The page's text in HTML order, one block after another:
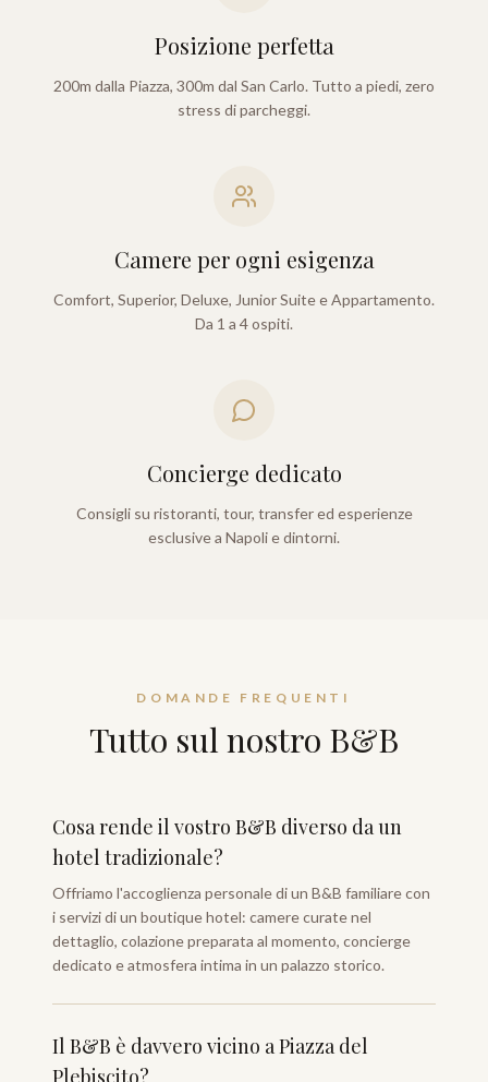
Posizione perfetta
200m dalla Piazza, 300m dal San Carlo. Tutto a piedi, zero
stress di parcheggi.
Camere per ogni esigenza
Comfort, Superior, Deluxe, Junior Suite e Appartamento.
Da 1 a 4 ospiti.
Concierge dedicato
Consigli su ristoranti, tour, transfer ed esperienze
esclusive a Napoli e dintorni.
DOMANDE FREQUENTI
Tutto sul nostro B&B
Cosa rende il vostro B&B diverso da un
hotel tradizionale?
Offriamo l'accoglienza personale di un B&B familiare con
i servizi di un boutique hotel: camere curate nel
dettaglio, colazione preparata al momento, concierge
dedicato e atmosfera intima in un palazzo storico.
Il B&B è davvero vicino a Piazza del
Plebiscito?